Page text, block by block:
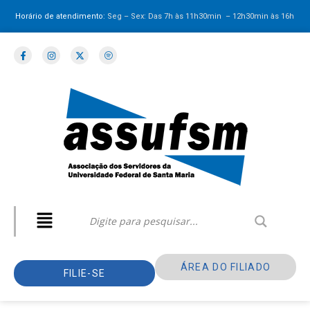
Horário de atendimento: Seg – Sex: Das 7h às 11h30min – 12h30minàs 16h
FILIE-SE
ÁREA DO FILIADO